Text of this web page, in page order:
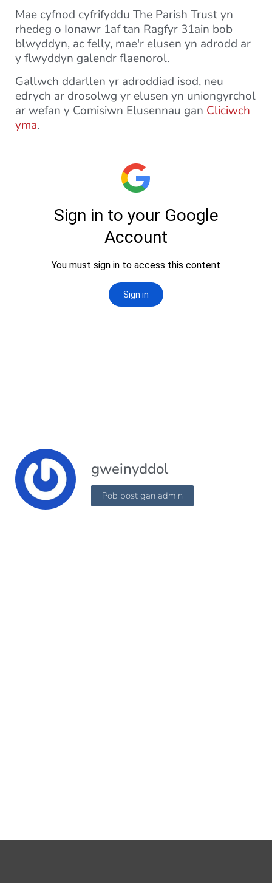
Mae cyfnod cyfrifyddu The Parish Trust yn
rhedeg o Ionawr 1af tan Ragfyr 31ain bob
blwyddyn, ac felly, mae'r elusen yn adrodd ar
y flwyddyn galendr flaenorol.
Gallwch ddarllen yr adroddiad isod, neu
edrych ar drosolwg yr elusen yn uniongyrchol
ar wefan y Comisiwn Elusennau gan Cliciwch
yma.
gweinyddol
Pob post gan admin